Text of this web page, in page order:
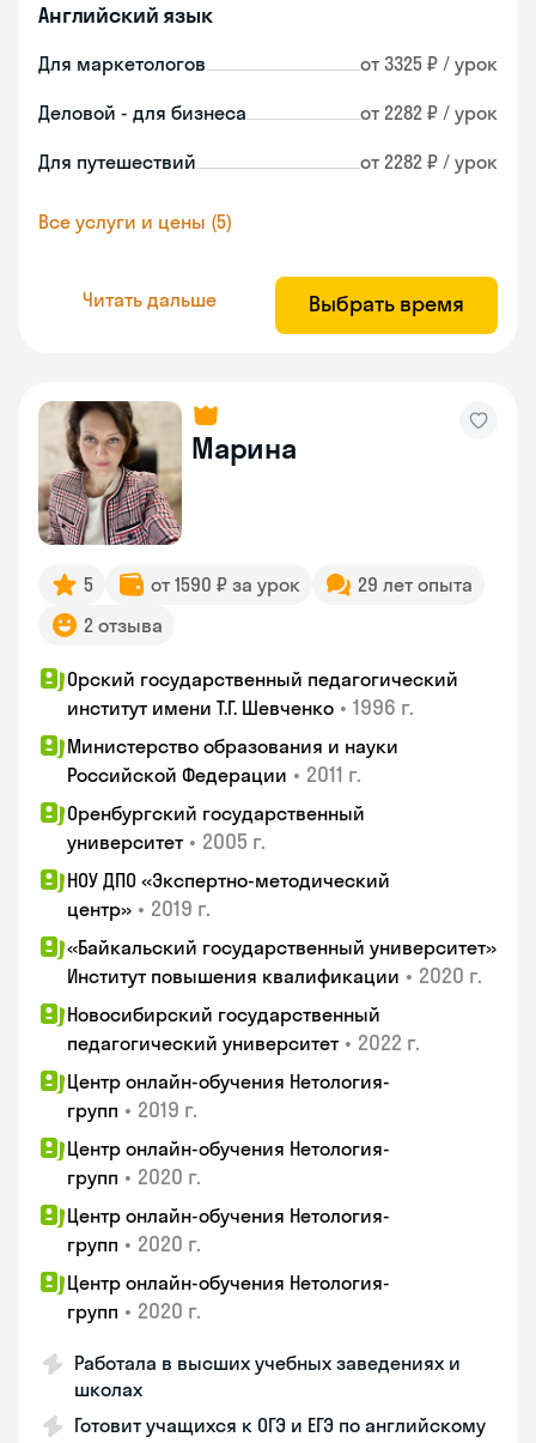
Английский язык
Для маркетологов от 3325 ₽ / урок
Деловой - для бизнеса от 2282 ₽ / урок
Для путешествий от 2282 ₽ / урок
Все услуги и цены (5)
Читать дальше Выбрать время
Марина
5 от 1590 ₽ за урок
29 лет опыта
2 отзыва
Орский государственный педагогический
институт имени Т.Г. Шевченко • 1996 г.
Министерство образования и науки
Российской Федерации • 2011 г.
Оренбургский государственный
университет • 2005 г.
НОУ ДПО «Экспертно-методический
центр» • 2019 г.
«Байкальский государственный университет»
Институт повышения квалификации • 2020 г.
Новосибирский государственный
педагогический университет • 2022 г.
Центр онлайн-обучения Нетология-
групп • 2019 г.
Центр онлайн-обучения Нетология-
групп • 2020 г.
Центр онлайн-обучения Нетология-
групп • 2020 г.
Центр онлайн-обучения Нетология-
групп • 2020 г.
Работала в высших учебных заведениях и
школах
Готовит учащихся к ОГЭ и ЕГЭ по английскому